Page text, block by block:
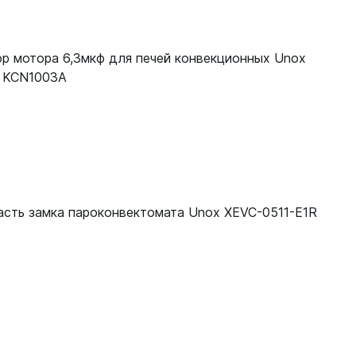
KRS0090A
KRS0090A
KRS0090A
мотора 6,3мкф для печей конвекционных Unox
замка пароконвектомата Unox XEVC-0511-E1R